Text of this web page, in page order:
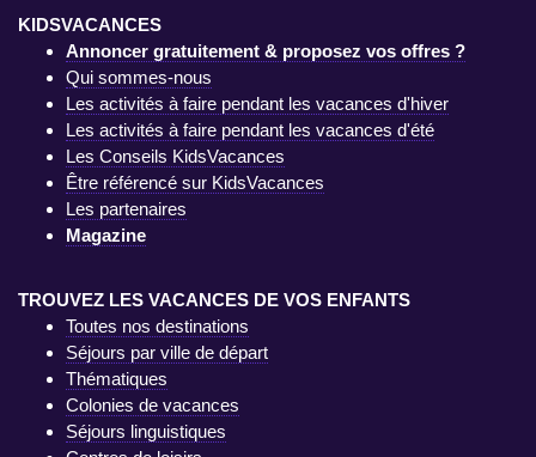
KIDSVACANCES
Annoncer gratuitement & proposez vos offres ?
Qui sommes-nous
Les activités à faire pendant les vacances d'hiver
Les activités à faire pendant les vacances d'été
Les Conseils KidsVacances
Être référencé sur KidsVacances
Les partenaires
Magazine
TROUVEZ LES VACANCES DE VOS ENFANTS
Toutes nos destinations
Séjours par ville de départ
Thématiques
Colonies de vacances
Séjours linguistiques